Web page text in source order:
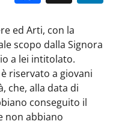
ed Arti, con la
scopo dalla Signora
a lei intitolato.
riservato a giovani
che, alla data di
conseguito il
non abbiano